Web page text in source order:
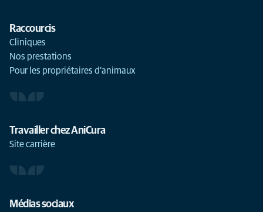
Raccourcis
Cliniques
Nos prestations
Pour les propriétaires d'animaux
Travailler chez AniCura
Site carrière
Médias sociaux